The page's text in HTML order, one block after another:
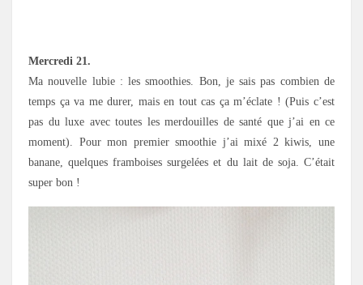
Mercredi 21.
Ma nouvelle lubie : les smoothies. Bon, je sais pas combien de
temps ça va me durer, mais en tout cas ça m’éclate ! (Puis c’est
pas du luxe avec toutes les merdouilles de santé que j’ai en ce
moment). Pour mon premier smoothie j’ai mixé 2 kiwis, une
banane, quelques framboises surgelées et du lait de soja. C’était
super bon !